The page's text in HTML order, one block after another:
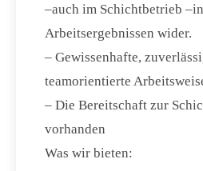
–auch im Schichtbetrieb
Arbeitsergebnissen wider.
– Gewissenhafte,
teamorientierte
– Die Bereitschaft zur
vorhanden
Was wir bieten: